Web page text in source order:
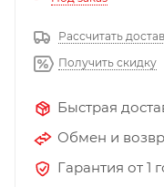
Рассчитать
Получить скидку
Быстрая
Обмен и
Гарантия от 1